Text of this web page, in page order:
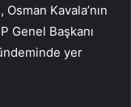
Kavala’nın
Genel Başkanı
yer